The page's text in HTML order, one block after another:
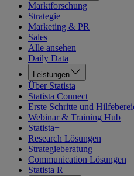
Marktforschung
Strategie
Marketing & PR
Sales
Alle ansehen
Daily Data
Leistungen
Über Statista
Statista Connect
Erste Schritte und
Webinar & Training Hub
Statista+
Research Lösungen
Strategieberatung
Communication Lösungen
Statista R